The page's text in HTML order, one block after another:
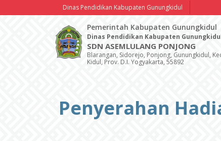
Dinas Pendidikan Kabupaten Gunungkidul
Pemerintah Kabupaten Gunungkidul
Dinas Pendidikan Kabupaten
SDN ASEMLULANG PONJONG
Blarangan, Sidorejo, Ponjong, Gunungkidul,
Kidul, Prov. D.I. Yogyakarta, 55892
Penyerahan